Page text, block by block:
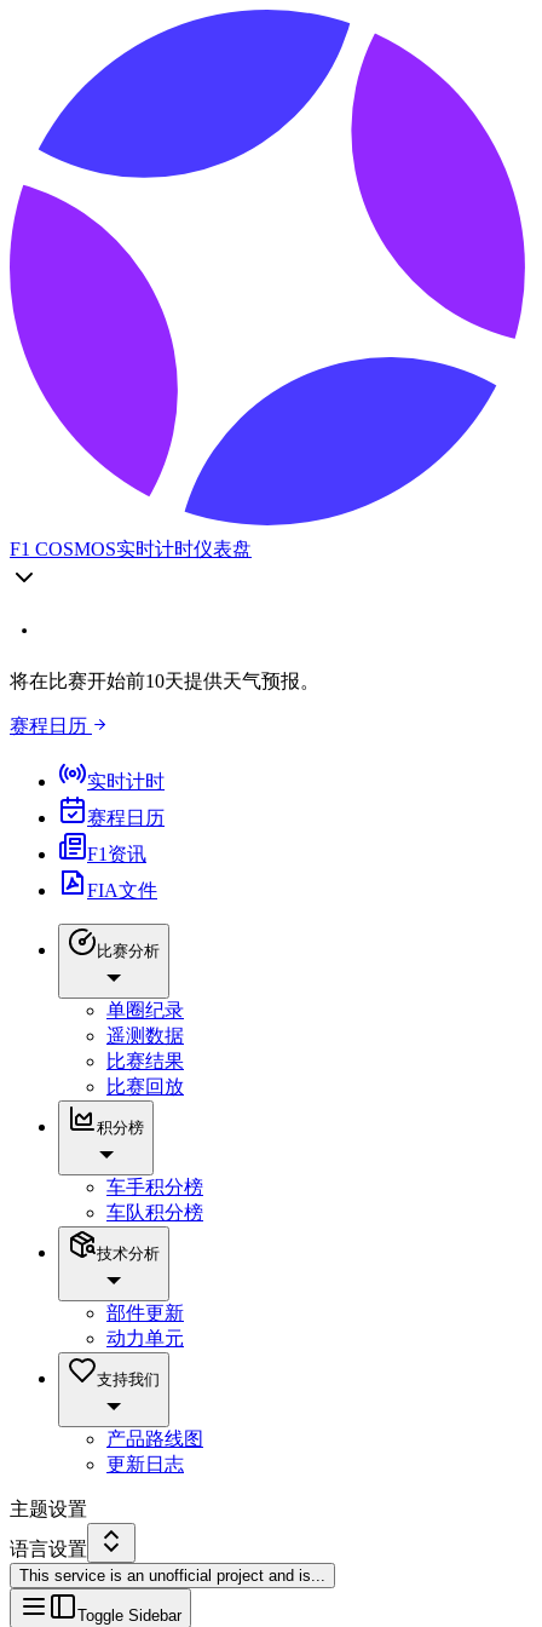
F1 COSMOS实时计时仪表盘
将在比赛开始前10天提供天气预报。
赛程日历
实时计时
赛程日历
F1资讯
FIA文件
比赛分析
单圈纪录
遥测数据
比赛结果
比赛回放
积分榜
车手积分榜
车队积分榜
技术分析
部件更新
动力单元
支持我们
产品路线图
更新日志
主题设置
语言设置
This service is an unofficial project and is...
Toggle Sidebar